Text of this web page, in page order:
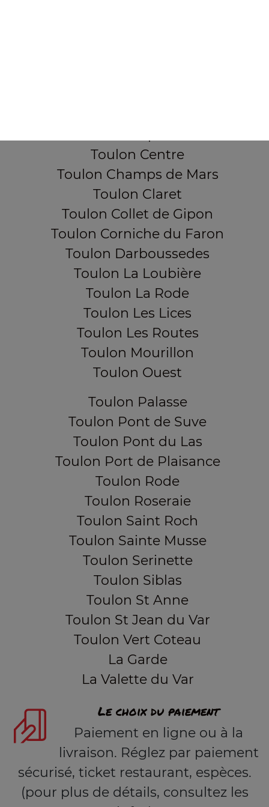
Toulon Centre
Toulon Champs de Mars
Toulon Claret
Toulon Collet de Gipon
Toulon Corniche du Faron
Toulon Darboussedes
Toulon La Loubière
Toulon La Rode
Toulon Les Lices
Toulon Les Routes
Toulon Mourillon
Toulon Ouest
Toulon Palasse
Toulon Pont de Suve
Toulon Pont du Las
Toulon Port de Plaisance
Toulon Rode
Toulon Roseraie
Toulon Saint Roch
Toulon Sainte Musse
Toulon Serinette
Toulon Siblas
Toulon St Anne
Toulon St Jean du Var
Toulon Vert Coteau
La Garde
La Valette du Var
Le choix du paiement
Paiement en ligne ou à la
livraison. Réglez par paiement
sécurisé, ticket restaurant, espèces.
(pour plus de détails, consultez les